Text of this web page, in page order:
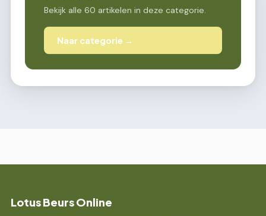
Bekijk alle 60 artikelen in deze categorie.
Naar categorie →
Lotus Beurs Online